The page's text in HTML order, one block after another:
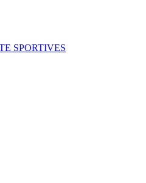
SPORTIVES